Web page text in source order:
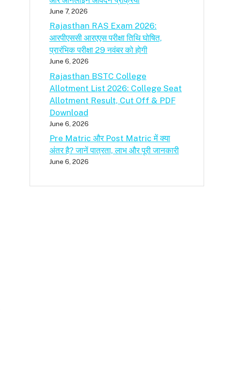
June 7, 2026
Rajasthan RAS Exam 2026:
आरपीएससी आरएएस परीक्षा तिथि घोषित,
प्रारंभिक परीक्षा 29 नवंबर को होगी
June 6, 2026
Rajasthan BSTC College
Allotment List 2026: College Seat
Allotment Result, Cut Off & PDF
Download
June 6, 2026
Pre Matric और Post Matric में क्या
अंतर है? जानें पात्रता, लाभ और पूरी जानकारी
June 6, 2026